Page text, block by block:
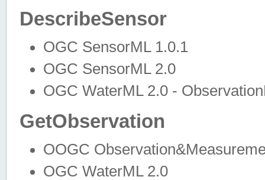
DescribeSensor
OGC SensorML 1.0.1
OGC SensorML 2.0
OGC WaterML 2.0 -
GetObservation
OOGC
OGC WaterML 2.0